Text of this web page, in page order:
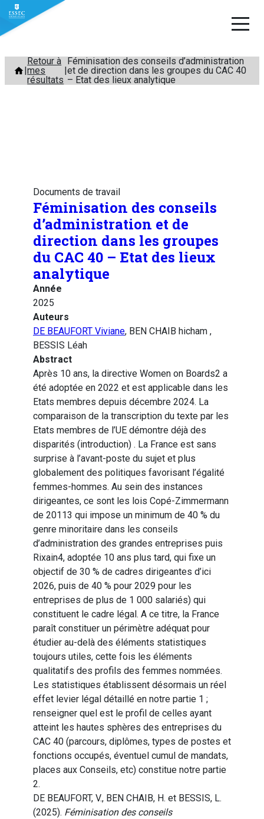
Aller
contenu
Retour à
mes
résultats
Féminisation des conseils d’administration
et de direction dans les groupes du CAC 40
– Etat des lieux analytique
Documents de travail
Féminisation des conseils
d’administration et de
direction dans les groupes
du CAC 40 – Etat des lieux
analytique
Année
2025
Auteurs
DE BEAUFORT Viviane, BEN CHAIB hicham ,
BESSIS Léah
Abstract
Après 10 ans, la directive Women on Boards2 a
été adoptée en 2022 et est applicable dans les
Etats membres depuis décembre 2024. La
comparaison de la transcription du texte par les
Etats membres de l’UE démontre déjà des
disparités (introduction) . La France est sans
surprise à l’avant-poste du sujet et plus
globalement des politiques favorisant l’égalité
femmes-hommes. Au sein des instances
dirigeantes, ce sont les lois Copé-Zimmermann
de 20113 qui impose un minimum de 40 % du
genre minoritaire dans les conseils
d’administration des grandes entreprises puis
Rixain4, adoptée 10 ans plus tard, qui fixe un
objectif de 30 % de cadres dirigeantes d’ici
2026, puis de 40 % pour 2029 pour les
entreprises de plus de 1 000 salariés) qui
constituent le cadre légal. A ce titre, la France
paraît constituer un périmètre adéquat pour
étudier au-delà des éléments statistiques
toujours utiles, cette fois les éléments
qualitatifs des profils des femmes nommées.
Les statistiques établissent désormais un réel
effet levier légal détaillé en notre partie 1 ;
renseigner quel est le profil de celles ayant
atteint les hautes sphères des entreprises du
CAC 40 (parcours, diplômes, types de postes et
fonctions occupés, éventuel cumul de mandats,
places aux Conseils, etc) constitue notre partie
2.
DE BEAUFORT, V., BEN CHAIB, H. et BESSIS, L.
(2025). Féminisation des conseils